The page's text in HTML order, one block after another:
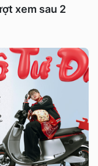
xem sau 2